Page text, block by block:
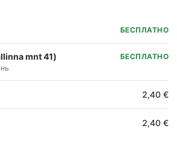
БЕСПЛАТНО
mnt 41) БЕСПЛАТНО
2,40 €
2,40 €